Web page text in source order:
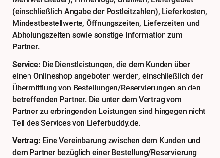
(einschließlich Angabe der Postleitzahlen), Lieferkosten,
Mindestbestellwerte, Öffnungszeiten, Lieferzeiten und
Abholungszeiten sowie sonstige Information zum
Partner.
Service: Die Dienstleistungen, die dem Kunden über
einen Onlineshop angeboten werden, einschließlich der
Übermittlung von Bestellungen/Reservierungen an den
betreffenden Partner. Die unter dem Vertrag vom
Partner zu erbringenden Leistungen sind hingegen nicht
Teil des Services von Lieferbuddy.de.
Vertrag: Eine Vereinbarung zwischen dem Kunden und
dem Partner bezüglich einer Bestellung/Reservierung